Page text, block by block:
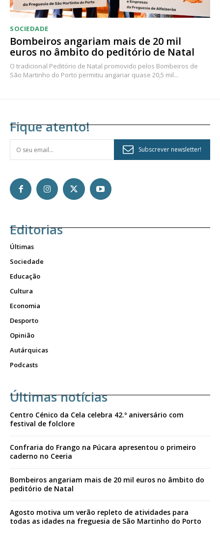
SOCIEDADE
Bombeiros angariam mais de 20 mil
euros no âmbito do peditório de Natal
O tradicional Peditório de Natal promovido pelos Bombeiros de
São Martinho do Porto permitiu angariar quase 20,5 mil...
Fique atento!
Subscrever newsletter!
Editorias
Últimas
Sociedade
Educação
Cultura
Economia
Desporto
Opinião
Autárquicas
Podcasts
Últimas notícias
Centro Cénico da Cela celebra 42.º aniversário com
festival de folclore
Confraria do Frango na Púcara apresentou o primeiro
caderno no Ceeria
Bombeiros angariam mais de 20 mil euros no âmbito do
peditório de Natal
Agosto motiva um verão repleto de atividades para
todas as idades na freguesia de São Martinho do Porto